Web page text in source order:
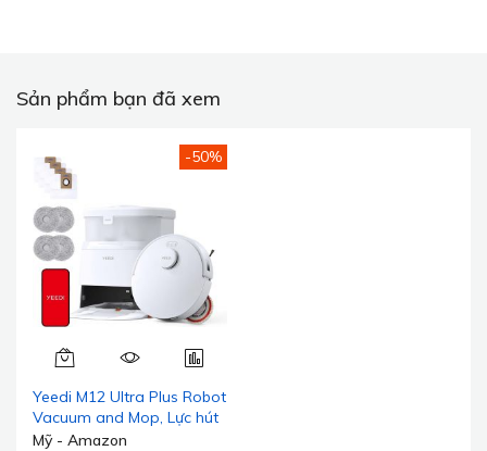
Sản phẩm bạn đã xem
-50%
Yeedi M12 Ultra Plus Robot
Vacuum and Mop, Lực hút
mạnh 11800Pa, Công nghệ
Mỹ - Amazon